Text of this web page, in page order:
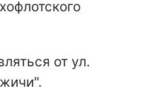
от ул.